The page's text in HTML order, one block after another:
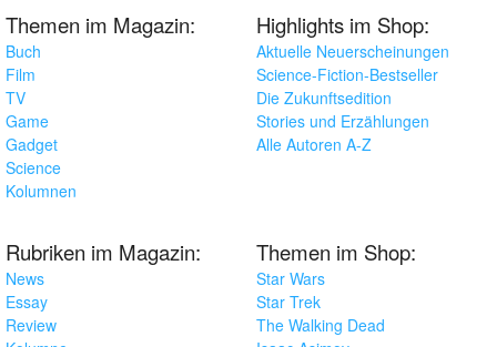
Themen im Magazin:
Buch
Film
TV
Game
Gadget
Science
Kolumnen
Highlights im Shop:
Aktuelle Neuerscheinungen
Science-Fiction-Bestseller
Die Zukunftsedition
Stories und Erzählungen
Alle Autoren A-Z
Rubriken im Magazin:
News
Essay
Review
Themen im Shop:
Star Wars
Star Trek
The Walking Dead